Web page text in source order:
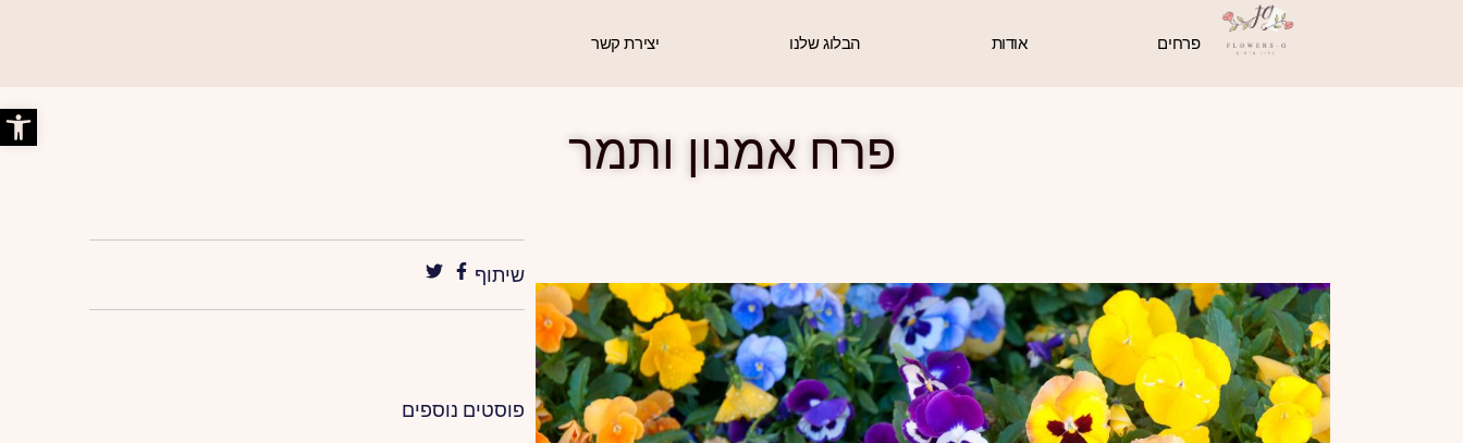
פתח
פרחים אודות הבלוג שלנו יצירת קשר
פרח אמנון ותמר
שיתוף
פוסטים נוספים